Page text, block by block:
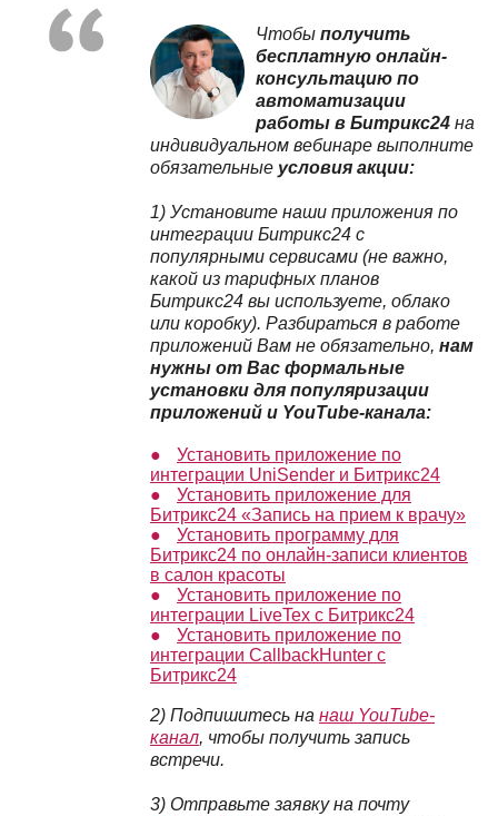
Чтобы получить
бесплатную онлайн-
консультацию по
автоматизации
работы в Битрикс24 на
индивидуальном вебинаре выполните
обязательные условия акции:
1) Установите наши приложения по
интеграции Битрикс24 с
популярными сервисами (не важно,
какой из тарифных планов
Битрикс24 вы используете, облако
или коробку). Разбираться в работе
приложений Вам не обязательно, нам
нужны от Вас формальные
установки для популяризации
приложений и YouTube-канала:
Установить приложение по
интеграции UniSender и Битрикс24
Установить приложение для
Битрикс24 «Запись на прием к врачу»
Установить программу для
Битрикс24 по онлайн-записи клиентов
в салон красоты
Установить приложение по
интеграции LiveTex с Битрикс24
Установить приложение по
интеграции CallbackHunter с
Битрикс24
2) Подпишитесь на наш YouTube-
канал, чтобы получить запись
встречи.
3) Отправьте заявку на почту